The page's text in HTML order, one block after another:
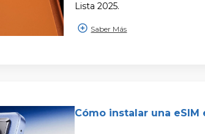
Lista 2025.
Saber Más
Cómo instalar una eSIM